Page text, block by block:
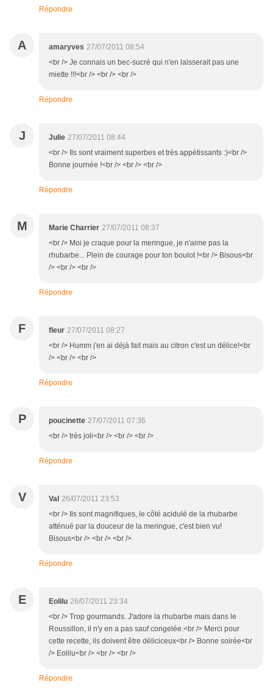
Répondre
A amaryves 27/07/2011 08:54
<br /> Je connais un bec-sucré qui n'en laisserait pas une
miette !!!<br /> <br /> <br />
Répondre
J Julie 27/07/2011 08:44
<br /> Ils sont vraiment superbes et très appétissants :)<br />
Bonne journée !<br /> <br /> <br />
Répondre
M Marie Charrier 27/07/2011 08:37
<br /> Moi je craque pour la meringue, je n'aime pas la
rhubarbe... Plein de courage pour ton boulot !<br /> Bisous<br
/> <br /> <br />
Répondre
F fleur 27/07/2011 08:27
<br /> Humm j'en ai déjà fait mais au citron c'est un délice!<br
/> <br /> <br />
Répondre
P poucinette 27/07/2011 07:36
<br /> très joli<br /> <br /> <br />
Répondre
V Val 26/07/2011 23:53
<br /> Ils sont magnifiques, le côté acidulé de la rhubarbe
atténué par la douceur de la meringue, c'est bien vu!
Bisous<br /> <br /> <br />
Répondre
E Eolilu 26/07/2011 23:34
<br /> Trop gourmands. J'adore la rhubarbe mais dans le
Roussillon, il n'y en a pas sauf congelée.<br /> Merci pour
cette recette, ils doivent être déliciceux<br /> Bonne soirée<br
/> Eolilu<br /> <br /> <br />
Répondre